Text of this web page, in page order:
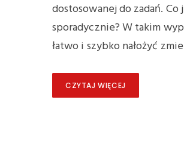
dostosowanej do zadań.
sporadycznie? W takim
łatwo i szybko nałożyć
CZYTAJ WIĘCEJ